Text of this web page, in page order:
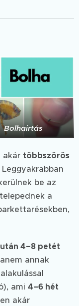
Bolhairtás
akár többszörös
Leggyakrabban
be az
a
4–8 petét
annak
ami 4–6 hét
akár